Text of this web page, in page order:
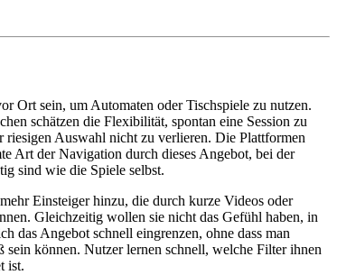
Ort sein, um Automaten oder Tischspiele zu nutzen.
schätzen die Flexibilität, spontan eine Session zu
riesigen Auswahl nicht zu verlieren. Die Plattformen
Art der Navigation durch dieses Angebot, bei der
sind wie die Spiele selbst.
Einsteiger hinzu, die durch kurze Videos oder
Gleichzeitig wollen sie nicht das Gefühl haben, in
das Angebot schnell eingrenzen, ohne dass man
können. Nutzer lernen schnell, welche Filter ihnen
ist.